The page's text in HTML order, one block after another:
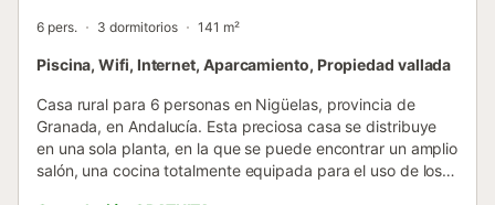
6 pers. 3 dormitorios 141 m²
Piscina, Wifi, Internet, Aparcamiento, Propiedad vallada
Casa rural para 6 personas en Nigüelas, provincia de
Granada, en Andalucía. Esta preciosa casa se distribuye
en una sola planta, en la que se puede encontrar un amplio
salón, una cocina totalmente equipada para el uso de los